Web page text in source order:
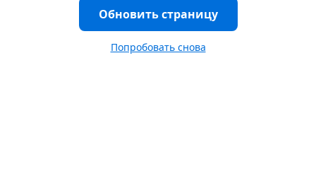
Обновить страницу
Попробовать снова